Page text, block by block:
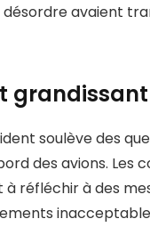
avaient
soulève des
des avions. Les
réfléchir à des